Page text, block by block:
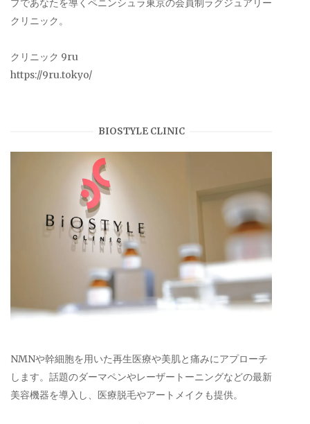
プであなたを導くペニンシュラ東京の会員制ラグジュアリー
クリニック。
クリニック 9ru
https://9ru.tokyo/
BIOSTYLE CLINIC
NMNや幹細胞を用いた再生医療や美肌と痛みにアプローチ
します。話題のダーマペンやレーザートーニングなどの最新
美容機器を導入し、医療脱毛やアートメイクも提供。